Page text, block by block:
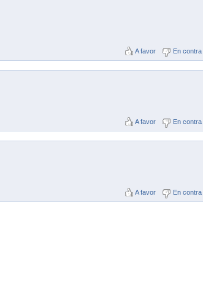
A favor En contra
A favor En contra
A favor En contra